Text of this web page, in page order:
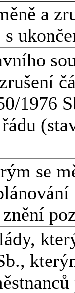
a
1976
se